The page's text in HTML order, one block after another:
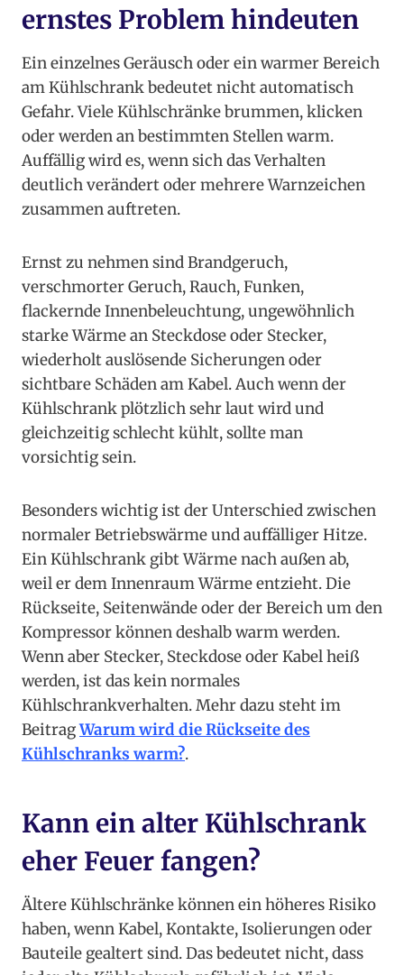
ernstes Problem hindeuten
Ein einzelnes Geräusch oder ein warmer Bereich
am Kühlschrank bedeutet nicht automatisch
Gefahr. Viele Kühlschränke brummen, klicken
oder werden an bestimmten Stellen warm.
Auffällig wird es, wenn sich das Verhalten
deutlich verändert oder mehrere Warnzeichen
zusammen auftreten.
Ernst zu nehmen sind Brandgeruch,
verschmorter Geruch, Rauch, Funken,
flackernde Innenbeleuchtung, ungewöhnlich
starke Wärme an Steckdose oder Stecker,
wiederholt auslösende Sicherungen oder
sichtbare Schäden am Kabel. Auch wenn der
Kühlschrank plötzlich sehr laut wird und
gleichzeitig schlecht kühlt, sollte man
vorsichtig sein.
Besonders wichtig ist der Unterschied zwischen
normaler Betriebswärme und auffälliger Hitze.
Ein Kühlschrank gibt Wärme nach außen ab,
weil er dem Innenraum Wärme entzieht. Die
Rückseite, Seitenwände oder der Bereich um den
Kompressor können deshalb warm werden.
Wenn aber Stecker, Steckdose oder Kabel heiß
werden, ist das kein normales
Kühlschrankverhalten. Mehr dazu steht im
BeitragWarum wird die Rückseite des
Kühlschranks warm?.
Kann ein alter Kühlschrank
eher Feuer fangen?
Ältere Kühlschränke können ein höheres Risiko
haben, wenn Kabel, Kontakte, Isolierungen oder
Bauteile gealtert sind. Das bedeutet nicht, dass